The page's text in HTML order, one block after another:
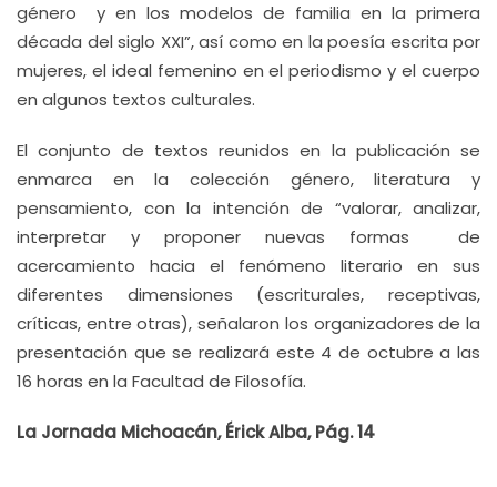
género y en los modelos de familia en la primera
década del siglo XXI”, así como en la poesía escrita por
mujeres, el ideal femenino en el periodismo y el cuerpo
en algunos textos culturales.
El conjunto de textos reunidos en la publicación se
enmarca en la colección género, literatura y
pensamiento, con la intención de “valorar, analizar,
interpretar y proponer nuevas formas de
acercamiento hacia el fenómeno literario en sus
diferentes dimensiones (escriturales, receptivas,
críticas, entre otras), señalaron los organizadores de la
presentación que se realizará este 4 de octubre a las
16 horas en la Facultad de Filosofía.
La Jornada Michoacán, Érick Alba, Pág. 14